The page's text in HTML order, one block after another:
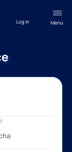
Menú
Log in